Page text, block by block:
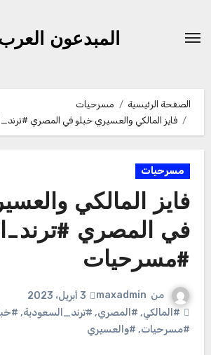
المبدعون
الصفحة الرئيسية
مسرحيات
فايز المالكي والعسيري خبلو في المصري
مسرحيات
فايز المالكي
في المصري
#مسرحيات
من maxadmin
3 أبريل، 2023
#المالكي, #المصري, #ترند_السعودية,
#مسرحيات, #والعسيري